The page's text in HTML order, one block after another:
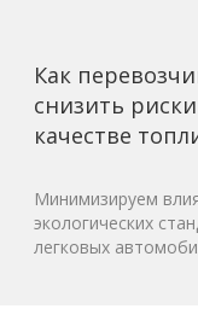
Как
снизить
качестве
Минимизируем
экологических
легковых